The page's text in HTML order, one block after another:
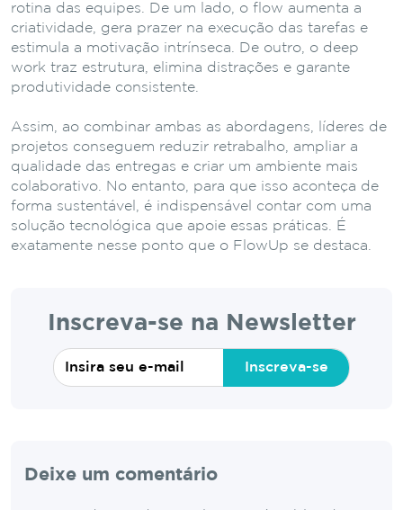
rotina das equipes. De um lado, o flow aumenta a
criatividade, gera prazer na execução das tarefas e
estimula a motivação intrínseca. De outro, o deep
work traz estrutura, elimina distrações e garante
produtividade consistente.
Assim, ao combinar ambas as abordagens, líderes de
projetos conseguem reduzir retrabalho, ampliar a
qualidade das entregas e criar um ambiente mais
colaborativo. No entanto, para que isso aconteça de
forma sustentável, é indispensável contar com uma
solução tecnológica que apoie essas práticas. É
exatamente nesse ponto que o FlowUp se destaca.
Inscreva-se na Newsletter
Inscreva-se
Deixe um comentário